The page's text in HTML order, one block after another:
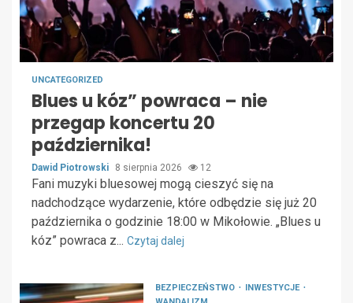
UNCATEGORIZED
Blues u kóz” powraca – nie
przegap koncertu 20
października!
Dawid Piotrowski 8 sierpnia 2026 12
Fani muzyki bluesowej mogą cieszyć się na
nadchodzące wydarzenie, które odbędzie się już 20
października o godzinie 18:00 w Mikołowie. „Blues u
kóz” powraca z... Czytaj dalej
BEZPIECZEŃSTWO
INWESTYCJE